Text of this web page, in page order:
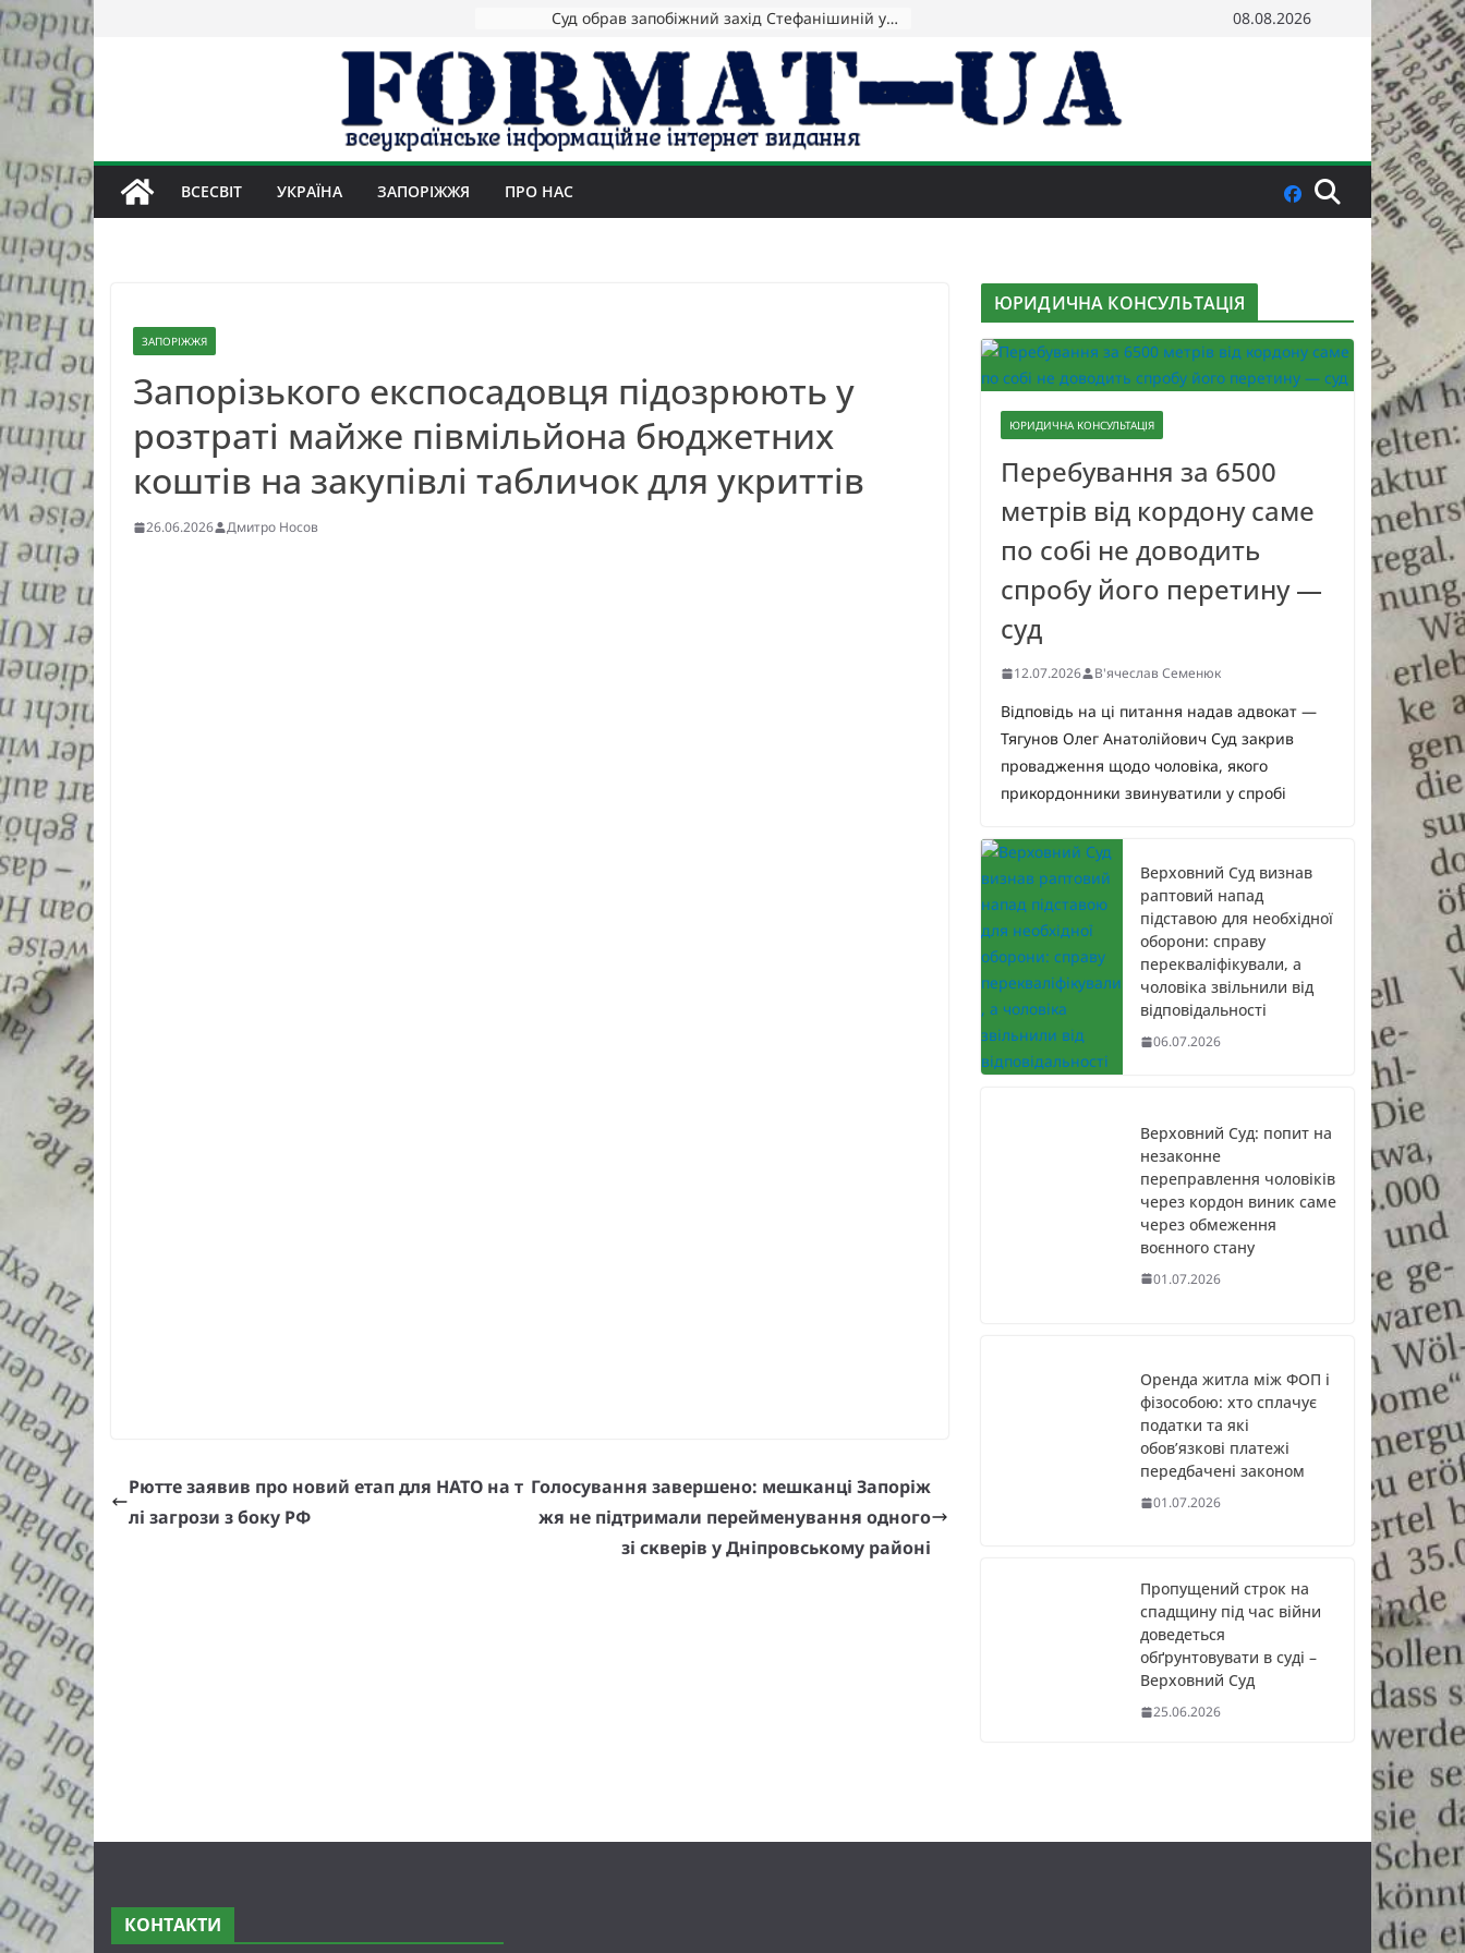
content
Зеленський повідомив про ураження нафтозаводів РФ за понад 1300 км від фронту
08.08.2026
ВСЕСВІТ УКРАЇНА ЗАПОРІЖЖЯ ПРО НАС
ЗАПОРІЖЖЯ
Запорізького експосадовця підозрюють у
розтраті майже півмільйона бюджетних
коштів на закупівлі табличок для укриттів
26.06.2026 Дмитро Носов
Рютте заявив про новий етап для НАТО на т
лі загрози з боку РФ
Голосування завершено: мешканці Запоріж
жя не підтримали перейменування одного
зі скверів у Дніпровському районі
ЮРИДИЧНА КОНСУЛЬТАЦІЯ
ЮРИДИЧНА КОНСУЛЬТАЦІЯ
Перебування за 6500
метрів від кордону саме
по собі не доводить
спробу його перетину —
суд
12.07.2026 В'ячеслав Семенюк
Відповідь на ці питання надав адвокат —
Тягунов Олег Анатолійович Суд закрив
провадження щодо чоловіка, якого
прикордонники звинуватили у спробі
Верховний Суд визнав
раптовий напад
підставою для необхідної
оборони: справу
перекваліфікували, а
чоловіка звільнили від
відповідальності
06.07.2026
Верховний Суд: попит на
незаконне
переправлення чоловіків
через кордон виник саме
через обмеження
воєнного стану
01.07.2026
Оренда житла між ФОП і
фізособою: хто сплачує
податки та які
обов’язкові платежі
передбачені законом
01.07.2026
Пропущений строк на
спадщину під час війни
доведеться
обґрунтовувати в суді –
Верховний Суд
25.06.2026
КОНТАКТИ